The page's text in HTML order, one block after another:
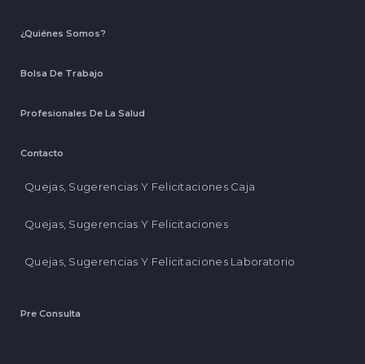
¿Quiénes Somos?
Bolsa De Trabajo
Profesionales De La Salud
Contacto
Quejas, Sugerencias Y Felicitaciones Caja
Quejas, Sugerencias Y Felicitaciones
Quejas, Sugerencias Y Felicitaciones Laboratorio
Pre Consulta